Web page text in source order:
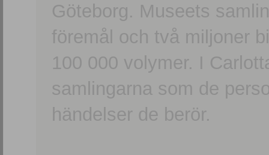
Göteborg. Museets
föremål och två miljoner
100 000 volymer. I
samlingarna som de
händelser de berör.